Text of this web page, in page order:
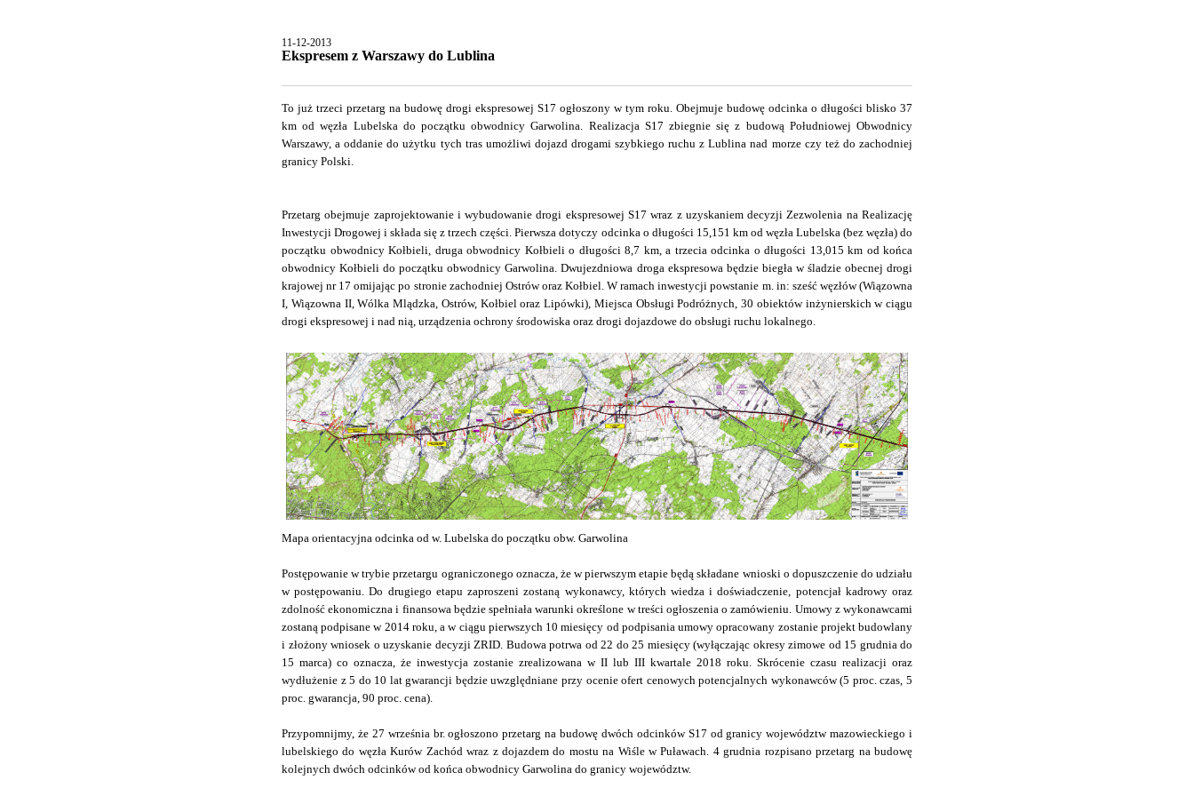
11-12-2013
Ekspresem z Warszawy do Lublina
To już trzeci przetarg na budowę drogi ekspresowej S17 ogłoszony w tym roku. Obejmuje budowę odcinka o długości blisko 37
km od węzła Lubelska do początku obwodnicy Garwolina. Realizacja S17 zbiegnie się z budową Południowej Obwodnicy
Warszawy, a oddanie do użytku tych tras umożliwi dojazd drogami szybkiego ruchu z Lublina nad morze czy też do zachodniej
granicy Polski.
Przetarg obejmuje zaprojektowanie i wybudowanie drogi ekspresowej S17 wraz z uzyskaniem decyzji Zezwolenia na Realizację
Inwestycji Drogowej i składa się z trzech części. Pierwsza dotyczy odcinka o długości 15,151 km od węzła Lubelska (bez węzła) do
początku obwodnicy Kołbieli, druga obwodnicy Kołbieli o długości 8,7 km, a trzecia odcinka o długości 13,015 km od końca
obwodnicy Kołbieli do początku obwodnicy Garwolina. Dwujezdniowa droga ekspresowa będzie biegła w śladzie obecnej drogi
krajowej nr 17 omijając po stronie zachodniej Ostrów oraz Kołbiel. W ramach inwestycji powstanie m. in: sześć węzłów (Wiązowna
I, Wiązowna II, Wólka Mlądzka, Ostrów, Kołbiel oraz Lipówki), Miejsca Obsługi Podróżnych, 30 obiektów inżynierskich w ciągu
drogi ekspresowej i nad nią, urządzenia ochrony środowiska oraz drogi dojazdowe do obsługi ruchu lokalnego.
Mapa orientacyjna odcinka od w. Lubelska do początku obw. Garwolina
Postępowanie w trybie przetargu ograniczonego oznacza, że w pierwszym etapie będą składane wnioski o dopuszczenie do udziału
w postępowaniu. Do drugiego etapu zaproszeni zostaną wykonawcy, których wiedza i doświadczenie, potencjał kadrowy oraz
zdolność ekonomiczna i finansowa będzie spełniała warunki określone w treści ogłoszenia o zamówieniu. Umowy z wykonawcami
zostaną podpisane w 2014 roku, a w ciągu pierwszych 10 miesięcy od podpisania umowy opracowany zostanie projekt budowlany
i złożony wniosek o uzyskanie decyzji ZRID. Budowa potrwa od 22 do 25 miesięcy (wyłączając okresy zimowe od 15 grudnia do
15 marca) co oznacza, że inwestycja zostanie zrealizowana w II lub III kwartale 2018 roku. Skrócenie czasu realizacji oraz
wydłużenie z 5 do 10 lat gwarancji będzie uwzględniane przy ocenie ofert cenowych potencjalnych wykonawców (5 proc. czas, 5
proc. gwarancja, 90 proc. cena).
Przypomnijmy, że 27 września br. ogłoszono przetarg na budowę dwóch odcinków S17 od granicy województw mazowieckiego i
lubelskiego do węzła Kurów Zachód wraz z dojazdem do mostu na Wiśle w Puławach. 4 grudnia rozpisano przetarg na budowę
kolejnych dwóch odcinków od końca obwodnicy Garwolina do granicy województw.